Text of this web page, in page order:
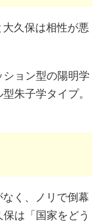
久保は相性が悪
ョン型の陽明学
朱子学タイプ。
く、ノリで倒幕
は「国家をどう